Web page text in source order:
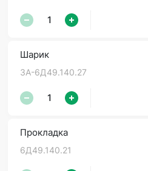
Шарик
3А-6Д49.140.27
Прокладка
6Д49.140.21